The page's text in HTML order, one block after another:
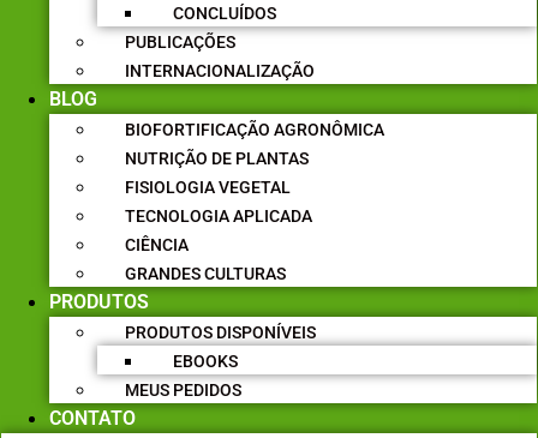
CONCLUÍDOS
PUBLICAÇÕES
INTERNACIONALIZAÇÃO
BLOG
BIOFORTIFICAÇÃO AGRONÔMICA
NUTRIÇÃO DE PLANTAS
FISIOLOGIA VEGETAL
TECNOLOGIA APLICADA
CIÊNCIA
GRANDES CULTURAS
PRODUTOS
PRODUTOS DISPONÍVEIS
EBOOKS
MEUS PEDIDOS
CONTATO